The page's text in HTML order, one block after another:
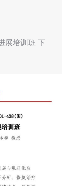
展培训班 下